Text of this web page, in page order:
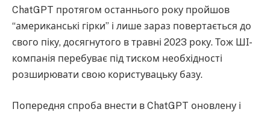
ChatGPT протягом останнього року пройшов
“американські гірки” і лише зараз повертається до
свого піку, досягнутого в травні 2023 року. Тож ШІ-
компанія перебуває під тиском необхідності
розширювати свою користувацьку базу.
Попередня спроба внести в ChatGPT оновлену і